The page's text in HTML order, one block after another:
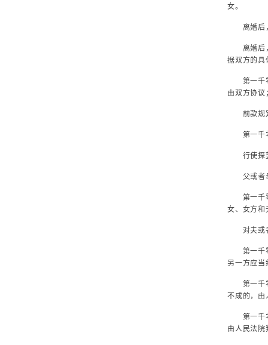
女。
离婚后，
离婚后，
据双方的具
第一千零
由双方协
前款规定
第一千零
行使探望
父或者母
第一千零
女、女方和
对夫或者
第一千零
另一方应
第一千零
不成的，由
第一千零
由人民法院